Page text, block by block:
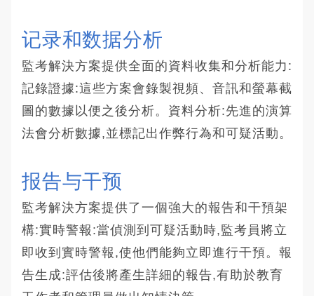
记录和数据分析
監考解決方案提供全面的資料收集和分析能力:
記錄證據:這些方案會錄製視頻、音訊和螢幕截
圖的數據以便之後分析。資料分析:先進的演算
法會分析數據,並標記出作弊行為和可疑活動。
报告与干预
監考解決方案提供了一個強大的報告和干預架
構:實時警報:當偵測到可疑活動時,監考員將立
即收到實時警報,使他們能夠立即進行干預。報
告生成:評估後將產生詳細的報告,有助於教育